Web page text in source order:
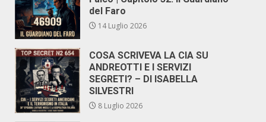
del Faro
14 Luglio 2026
COSA SCRIVEVA LA CIA SU
ANDREOTTI E I SERVIZI
SEGRETI? – DI ISABELLA
SILVESTRI
8 Luglio 2026